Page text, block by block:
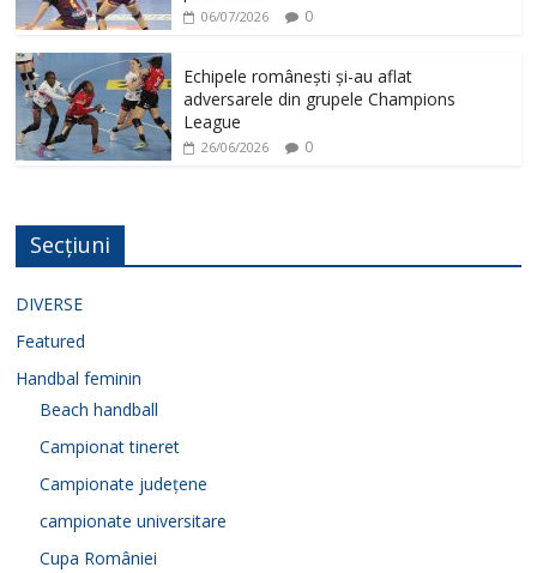
06/07/2026 0
Echipele românești și-au aflat
adversarele din grupele Champions
League
26/06/2026 0
Secțiuni
DIVERSE
Featured
Handbal feminin
Beach handball
Campionat tineret
Campionate județene
campionate universitare
Cupa României